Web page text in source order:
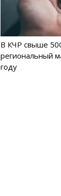
В КЧР свыше
региональный
году